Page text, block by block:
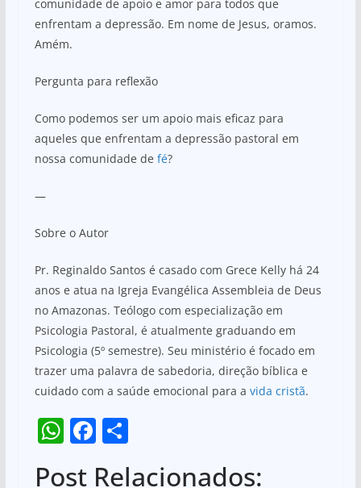
comunidade de apoio e amor para todos que
enfrentam a depressão. Em nome de Jesus, oramos.
Amém.
Pergunta para reflexão
Como podemos ser um apoio mais eficaz para
aqueles que enfrentam a depressão pastoral em
nossa comunidade de fé?
—
Sobre o Autor
Pr. Reginaldo Santos é casado com Grece Kelly há 24
anos e atua na Igreja Evangélica Assembleia de Deus
no Amazonas. Teólogo com especialização em
Psicologia Pastoral, é atualmente graduando em
Psicologia (5º semestre). Seu ministério é focado em
trazer uma palavra de sabedoria, direção bíblica e
cuidado com a saúde emocional para a vida cristã.
W F S
Post Relacionados: